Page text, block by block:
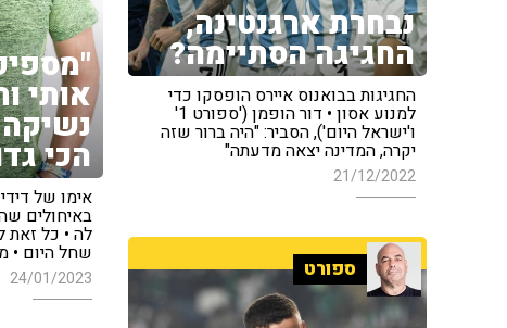
אותי
הכי
אימו של
באיחולים
שחל היום •
24/01/2023
נבחרת ארגנטינה,
החגיגה הסתיימה?
החגיגות בבואנוס איירס הופסקו כדי
למנוע אסון • דור הופמן ('ספורט 1'
ו'ישראל היום'), הסביר: "היה ברור שזה
יקרה, המדינה יצאה מדעתה"
21/12/2022
ספורט